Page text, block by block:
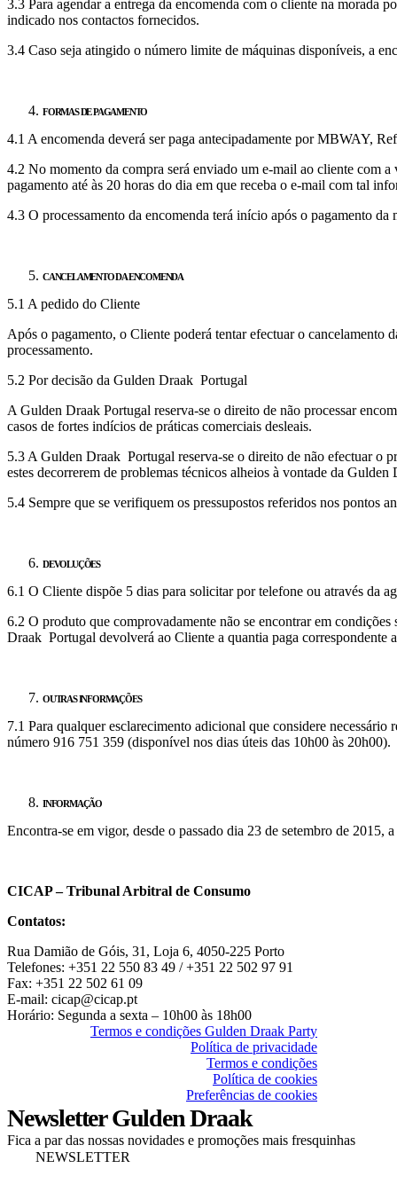
3.3 Para agendar a entrega da encomenda com o cliente na morada
indicado nos contactos fornecidos.
3.4 Caso seja atingido o número limite de máquinas disponíveis, a
FORMAS DE PAGAMENTO
4.1 A encomenda deverá ser paga antecipadamente por MBWAY,
4.2 No momento da compra será enviado um e-mail ao cliente com
pagamento até às 20 horas do dia em que receba o e-mail com tal
4.3 O processamento da encomenda terá início após o pagamento da
CANCELAMENTO DA ENCOMENDA
5.1 A pedido do Cliente
Após o pagamento, o Cliente poderá tentar efectuar o cancelamento
processamento.
5.2 Por decisão da Gulden Draak Portugal
A Gulden Draak Portugal reserva-se o direito de não processar
casos de fortes indícios de práticas comerciais desleais.
5.3 A Gulden Draak Portugal reserva-se o direito de não efectuar o
estes decorrerem de problemas técnicos alheios à vontade da
5.4 Sempre que se verifiquem os pressupostos referidos nos pontos
DEVOLUÇÕES
6.1 O Cliente dispõe 5 dias para solicitar por telefone ou através da
6.2 O produto que comprovadamente não se encontrar em
Draak Portugal devolverá ao Cliente a quantia paga correspondente
OUTRAS INFORMAÇÕES
7.1 Para qualquer esclarecimento adicional que considere
número 916 751 359 (disponível nos dias úteis das 10h00 às 20h00).
INFORMAÇÃO
Encontra-se em vigor, desde o passado dia 23 de setembro de
CICAP – Tribunal Arbitral de Consumo
Contatos:
Rua Damião de Góis, 31, Loja 6, 4050-225 Porto
Telefones: +351 22 550 83 49 / +351 22 502 97 91
Fax: +351 22 502 61 09
E-mail: cicap@cicap.pt
Horário: Segunda a sexta – 10h00 às 18h00
Termos e condições Gulden Draak Party
Política de privacidade
Termos e condições
Política de cookies
Preferências de cookies
Newsletter Gulden Draak
Fica a par das nossas novidades e promoções mais fresquinhas
NEWSLETTER